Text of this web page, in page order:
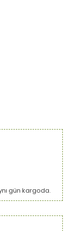
gün kargoda.